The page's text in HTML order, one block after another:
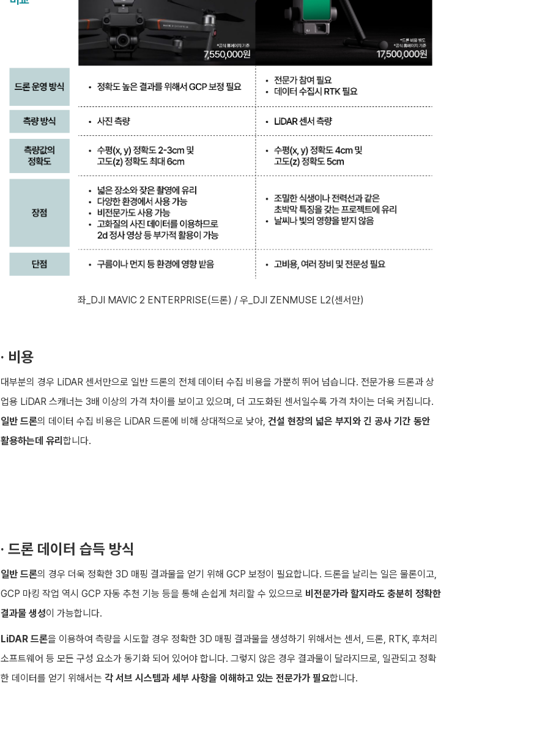
좌_DJI MAVIC 2 ENTERPRISE(드론) / 우_DJI ZENMUSE L2(센서만)
· 비용
대부분의 경우 LiDAR 센서만으로 일반 드론의 전체 데이터 수집 비용을 가뿐히 뛰어 넘습니다. 전문가용 드론과 상
업용 LiDAR 스캐너는 3배 이상의 가격 차이를 보이고 있으며, 더 고도화된 센서일수록 가격 차이는 더욱 커집니다.
일반 드론의 데이터 수집 비용은 LiDAR 드론에 비해 상대적으로 낮아, 건설 현장의 넓은 부지와 긴 공사 기간 동안
활용하는데 유리 합니다.
· 드론 데이터 습득 방식
일반 드론의 경우 더욱 정확한 3D 매핑 결과물을 얻기 위해 GCP 보정이 필요합니다. 드론을 날리는 일은 물론이고,
GCP 마킹 작업 역시 GCP 자동 추천 기능 등을 통해 손쉽게 처리할 수 있으므로 비전문가라 할지라도 충분히 정확한
결과물 생성이 가능합니다.
LiDAR 드론을 이용하여 측량을 시도할 경우 정확한 3D 매핑 결과물을 생성하기 위해서는 센서, 드론, RTK, 후처리
소프트웨어 등 모든 구성 요소가 동기화 되어 있어야 합니다. 그렇지 않은 경우 결과물이 달라지므로, 일관되고 정확
한 데이터를 얻기 위해서는 각 서브 시스템과 세부 사항을 이해하고 있는 전문가가 필요합니다.